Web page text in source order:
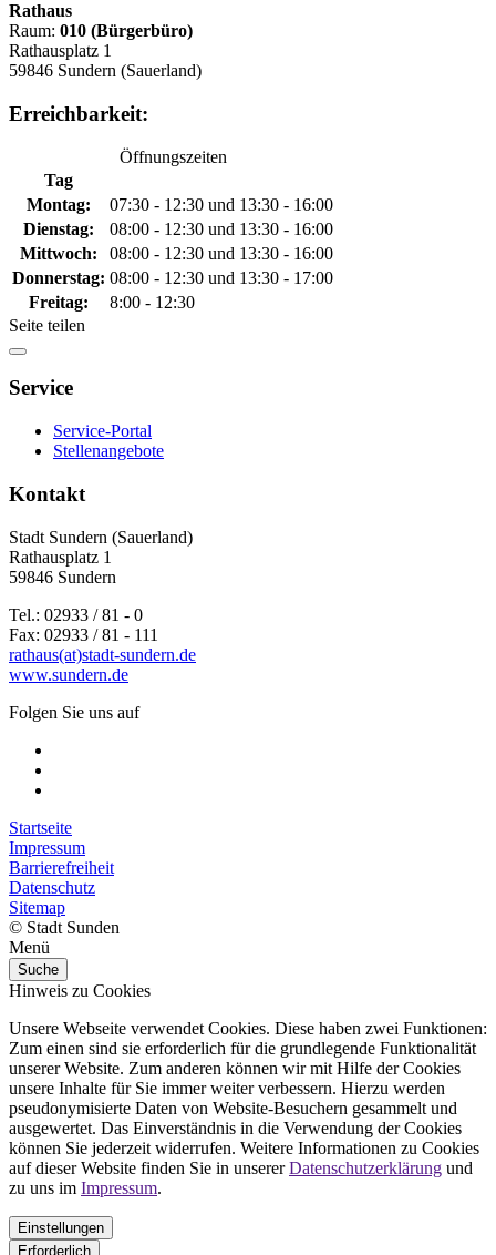
Rathaus
Raum: 010 (Bürgerbüro)
Rathausplatz 1
59846 Sundern (Sauerland)
Erreichbarkeit:
Öffnungszeiten
Tag
Montag:
07:30 - 12:30 und 13:30 - 16:00
Dienstag:
08:00 - 12:30 und 13:30 - 16:00
Mittwoch:
08:00 - 12:30 und 13:30 - 16:00
Donnerstag: 08:00 - 12:30 und 13:30 - 17:00
Freitag:
8:00 - 12:30
Seite teilen
Service
Service-Portal
Stellenangebote
Kontakt
Stadt Sundern (Sauerland)
Rathausplatz 1
59846 Sundern
Tel.: 02933 / 81 - 0
Fax: 02933 / 81 - 111
rathaus(at)stadt-sundern.de
www.sundern.de
Folgen Sie uns auf
Startseite
Impressum
Barrierefreiheit
Datenschutz
Sitemap
© Stadt Sunden
Menü
Suche
Hinweis zu Cookies
Unsere Webseite verwendet Cookies. Diese haben zwei Funktionen:
Zum einen sind sie erforderlich für die grundlegende Funktionalität
unserer Website. Zum anderen können wir mit Hilfe der Cookies
unsere Inhalte für Sie immer weiter verbessern. Hierzu werden
pseudonymisierte Daten von Website-Besuchern gesammelt und
ausgewertet. Das Einverständnis in die Verwendung der Cookies
können Sie jederzeit widerrufen. Weitere Informationen zu Cookies
auf dieser Website finden Sie in unsererDatenschutzerklärung und
zu uns im Impressum.
Einstellungen
Erforderlich